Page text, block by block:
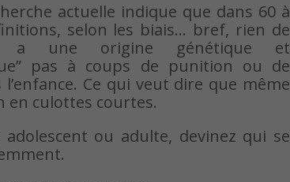
actuelle indique que dans 60 à
selon les biais… bref, rien de
a une origine génétique et
pas à coups de punition ou de
l’enfance. Ce qui veut dire que même
en culottes courtes.
ou adulte, devinez qui se